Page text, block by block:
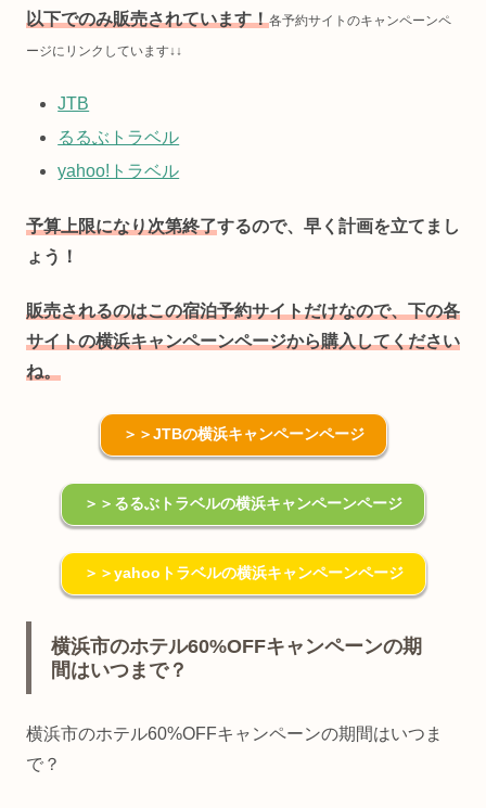
以下でのみ販売されています！各予約サイトのキャンペーンペ
ージにリンクしています↓↓
JTB
るるぶトラベル
yahoo!トラベル
予算上限になり次第終了するので、早く計画を立てまし
ょう！
販売されるのはこの宿泊予約サイトだけなので、下の各
サイトの横浜キャンペーンページから購入してください
ね。
＞＞JTBの横浜キャンペーンページ
＞＞るるぶトラベルの横浜キャンペーンページ
＞＞yahooトラベルの横浜キャンペーンページ
横浜市のホテル60%OFFキャンペーンの期
間はいつまで？
横浜市のホテル60%OFFキャンペーンの期間はいつま
で？